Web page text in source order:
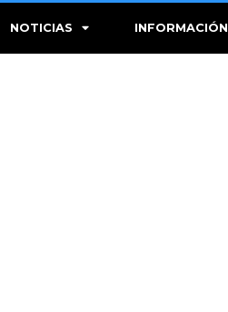
NOTICIAS INFORMACIÓN